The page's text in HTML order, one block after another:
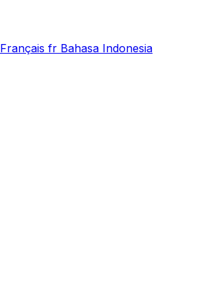
Français fr Bahasa Indonesia